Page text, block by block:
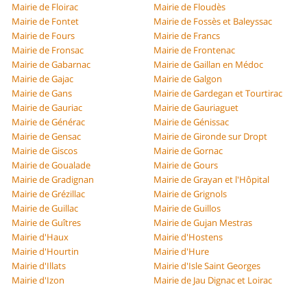
Mairie de Floirac
Mairie de Floudès
Mairie de Fontet
Mairie de Fossès et Baleyssac
Mairie de Fours
Mairie de Francs
Mairie de Fronsac
Mairie de Frontenac
Mairie de Gabarnac
Mairie de Gaillan en Médoc
Mairie de Gajac
Mairie de Galgon
Mairie de Gans
Mairie de Gardegan et Tourtirac
Mairie de Gauriac
Mairie de Gauriaguet
Mairie de Générac
Mairie de Génissac
Mairie de Gensac
Mairie de Gironde sur Dropt
Mairie de Giscos
Mairie de Gornac
Mairie de Goualade
Mairie de Gours
Mairie de Gradignan
Mairie de Grayan et l'Hôpital
Mairie de Grézillac
Mairie de Grignols
Mairie de Guillac
Mairie de Guillos
Mairie de Guîtres
Mairie de Gujan Mestras
Mairie d'Haux
Mairie d'Hostens
Mairie d'Hourtin
Mairie d'Hure
Mairie d'Illats
Mairie d'Isle Saint Georges
Mairie d'Izon
Mairie de Jau Dignac et Loirac